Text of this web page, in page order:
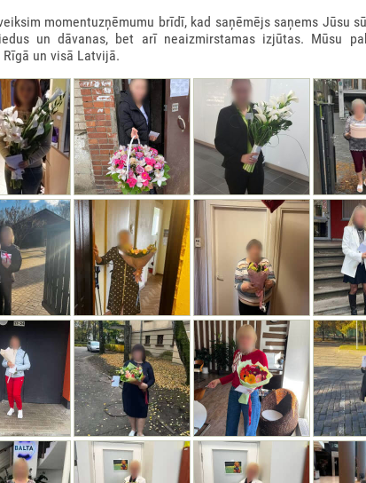
RAFFAELLO SIRDS KASTE 900GR
65.00€
momentuzņēmumu brīdī, kad saņēmējs saņems
un dāvanas, bet arī neaizmirstamas izjūtas. Mūsu
un visā Latvijā.